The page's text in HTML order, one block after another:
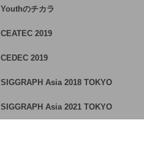
Youthのチカラ
CEATEC 2019
CEDEC 2019
SIGGRAPH Asia 2018 TOKYO
SIGGRAPH Asia 2021 TOKYO